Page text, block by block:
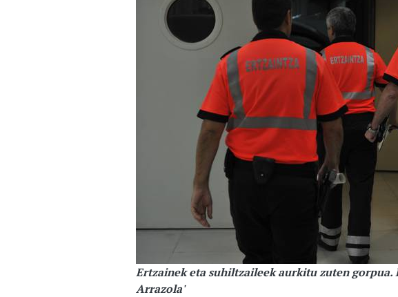
Ertzainek eta suhiltzaileek aurkitu zuten
Arrazola'